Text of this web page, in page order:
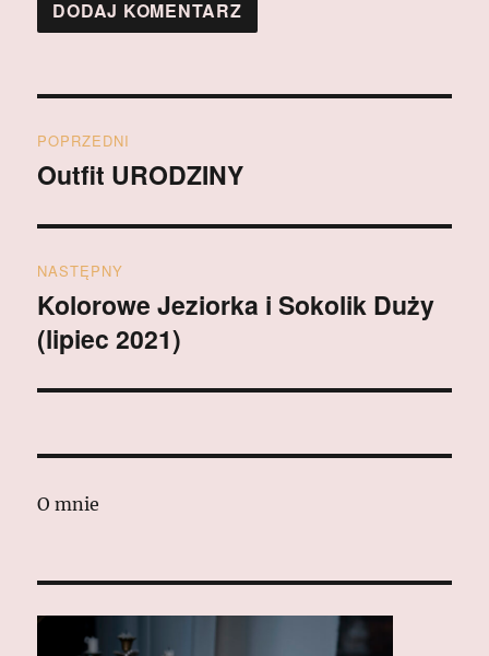
wpisu
POPRZEDNI
Poprzedni
Outfit URODZINY
NASTĘPNY
Następny
wpis:
Kolorowe Jeziorka i Sokolik Duży
(lipiec 2021)
O mnie